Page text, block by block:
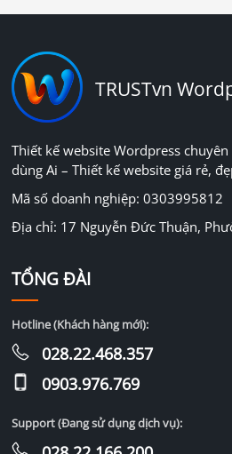
TRUSTvn
Thiết kế website Wordpress
dùng Ai – Thiết kế website giá rẻ,
Mã số doanh nghiệp: 0303995812
Địa chỉ: 17 Nguyễn Đức Thuận,
TỔNG ĐÀI
Hotline (Khách hàng mới):
028.22.468.357
0903.976.769
Support (Đang sử dụng dịch vụ):